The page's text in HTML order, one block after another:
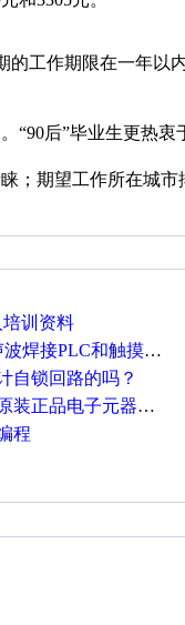
工作期限在一年以
“90后”毕业生更热
期望工作所在城市
训资料
接PLC和触摸屏程序
自锁回路的吗？
电子元器件，价格怎么样
程